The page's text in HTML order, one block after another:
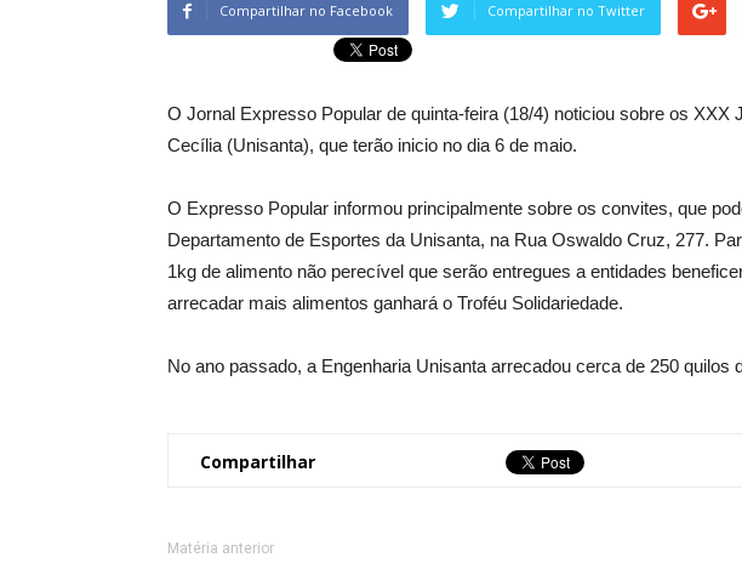
Compartilhar no Facebook Compartilhar no Twitter
O Jornal Expresso Popular de quinta-feira (18/4) noticiou sobre os XXX
Cecília (Unisanta), que terão inicio no dia 6 de maio.
O Expresso Popular informou principalmente sobre os convites, que
Departamento de Esportes da Unisanta, na Rua Oswaldo Cruz, 277.
1kg de alimento não perecível que serão entregues a entidades
arrecadar mais alimentos ganhará o Troféu Solidariedade.
No ano passado, a Engenharia Unisanta arrecadou cerca de 250 quilos
Compartilhar
Matéria anterior